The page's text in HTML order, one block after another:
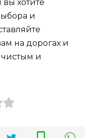
хотите
и
на дорогах и
чистым и